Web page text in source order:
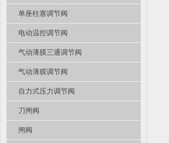
单座柱塞调节阀
电动温控调节阀
气动薄膜三通调节阀
气动薄膜调节阀
自力式压力调节阀
刀闸阀
闸阀